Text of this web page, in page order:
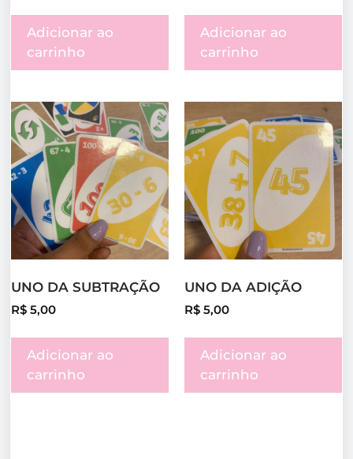
Adicionar ao
carrinho
Adicionar ao
carrinho
UNO DA SUBTRAÇÃO
R$ 5,00
Adicionar ao
carrinho
UNO DA ADIÇÃO
R$ 5,00
Adicionar ao
carrinho